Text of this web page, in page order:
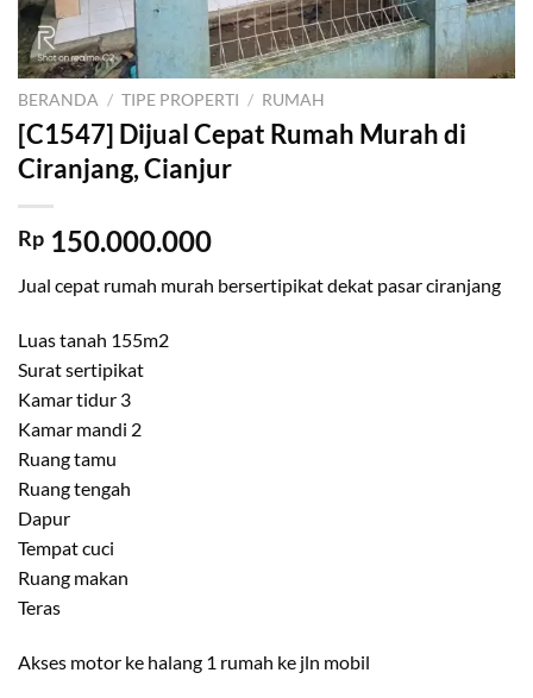
BERANDA / TIPE PROPERTI / RUMAH
[C1547] Dijual Cepat Rumah Murah di
Ciranjang, Cianjur
Rp 150.000.000
Jual cepat rumah murah bersertipikat dekat pasar ciranjang
Luas tanah 155m2
Surat sertipikat
Kamar tidur 3
Kamar mandi 2
Ruang tamu
Ruang tengah
Dapur
Tempat cuci
Ruang makan
Teras
Akses motor ke halang 1 rumah ke jln mobil